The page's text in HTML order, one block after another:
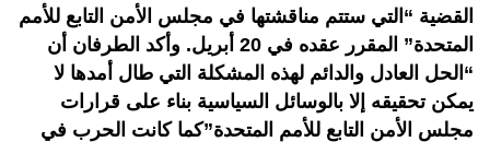
القضية “التي ستتم مناقشتها في مجلس الأمن التابع للأمم
المتحدة” المقرر عقده في 20 أبريل. وأكد الطرفان أن
“الحل العادل والدائم لهذه المشكلة التي طال أمدها لا
يمكن تحقيقه إلا بالوسائل السياسية بناء على قرارات
مجلس الأمن التابع للأمم المتحدة”كما كانت الحرب في